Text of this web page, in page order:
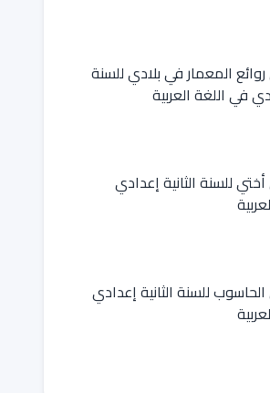
المعمار في بلادي للسنة
في اللغة العربية
للسنة الثانية إعدادي
للسنة الثانية إعدادي